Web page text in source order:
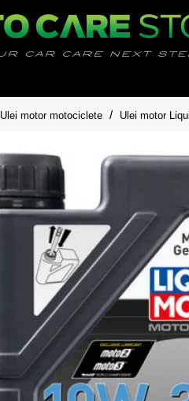
Ulei motor motociclete Ulei motor